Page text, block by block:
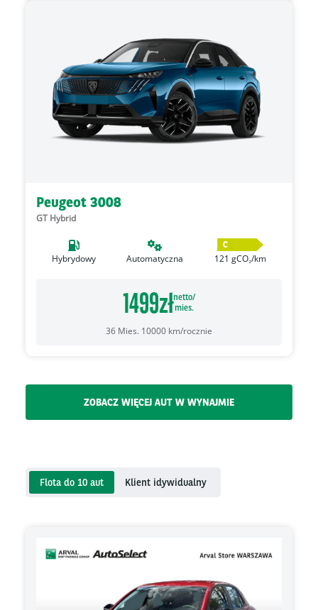
Peugeot 3008
GT Hybrid
Hybrydowy Automatyczna
C
121 gCO₂/km
1499złnetto/
mies.
36 Mies. 10000 km/rocznie
ZOBACZ WIĘCEJ AUT W WYNAJMIE
Flota do 10 aut Klient idywidualny